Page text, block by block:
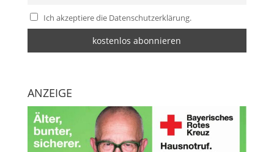
Ich akzeptiere die Datenschutzerklärung.
ANZEIGE